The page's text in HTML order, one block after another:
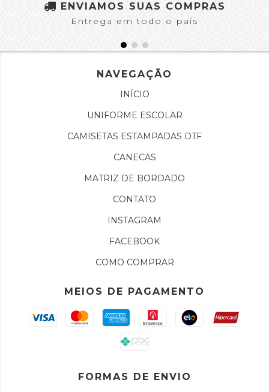
ENVIAMOS SUAS COMPRAS
Entrega em todo o país
NAVEGAÇÃO
INÍCIO
UNIFORME ESCOLAR
CAMISETAS ESTAMPADAS DTF
CANECAS
MATRIZ DE BORDADO
CONTATO
INSTAGRAM
FACEBOOK
COMO COMPRAR
MEIOS DE PAGAMENTO
FORMAS DE ENVIO